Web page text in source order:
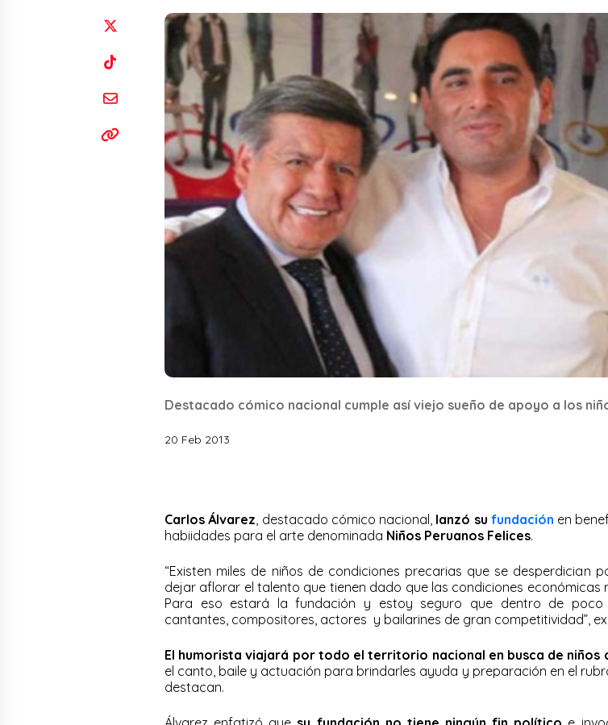
Destacado cómico nacional cumple así viejo sueño de apoyo a los
20 Feb 2013
Carlos Álvarez , destacado cómico nacional, lanzó su fundación en
habiidades para el arte denominada Niños Peruanos Felices.
“Existen miles de niños de condiciones precarias que se desperdician
dejar aflorar el talento que tienen dado que las condiciones económicas
Para eso estará la fundación y estoy seguro que dentro de poco
cantantes, compositores, actores y bailarines de gran competitividad”,
El humorista viajará por todo el territorio nacional en busca de niños
el canto, baile y actuación para brindarles ayuda y preparación en el
destacan.